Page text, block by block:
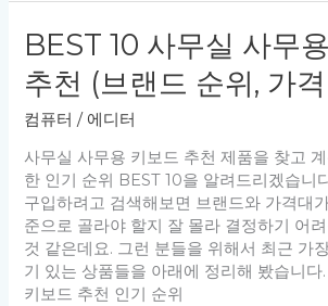
용
포
함,
인
기
브
랜
드
순
위,
가
격
기
추
천
및
녹
즙
기
차
이
(휴
대
용
BEST 10 사무실 사무
추천 (브랜드 순위, 가
컴퓨터 / 에디터
사무실 사무용 키보드 추천 제품을 찾고
한 인기 순위 BEST 10을 알려드리겠습니
구입하려고 검색해보면 브랜드와 가격대
준으로 골라야 할지 잘 몰라 결정하기 어
것 같은데요. 그런 분들을 위해서 최근 가
기 있는 상품들을 아래에 정리해 봤습
키보드 추천 인기 순위